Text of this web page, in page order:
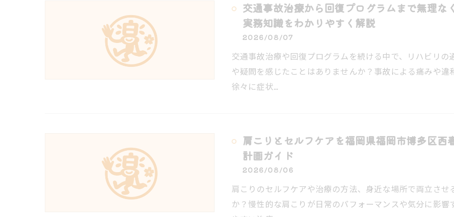
交通事故治療から回復プログラムまで無理な
実務知識をわかりやすく解説
2026/08/07
交通事故治療や回復プログラムを続ける中で、リハビリ
や疑問を感じたことはありませんか？事故による痛みや違
徐々に症状…
肩こりとセルフケアを福岡県福岡市博多区西
計画ガイド
2026/08/06
肩こりのセルフケアや治療の方法、身近な場所で両立さ
か？慢性的な肩こりが日常のパフォーマンスや気分に影